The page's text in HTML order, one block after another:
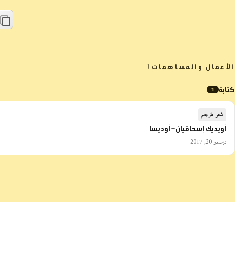
الأعمال والمساهمات 1
كتابة 1
شعر مترجم
أويديك إسحاقيان – أوديسا
ديسمبر 20, 2017